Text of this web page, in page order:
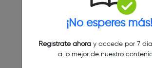
¡No esperes más!
Regístrate ahoray accede por 7
a lo mejor de nuestro